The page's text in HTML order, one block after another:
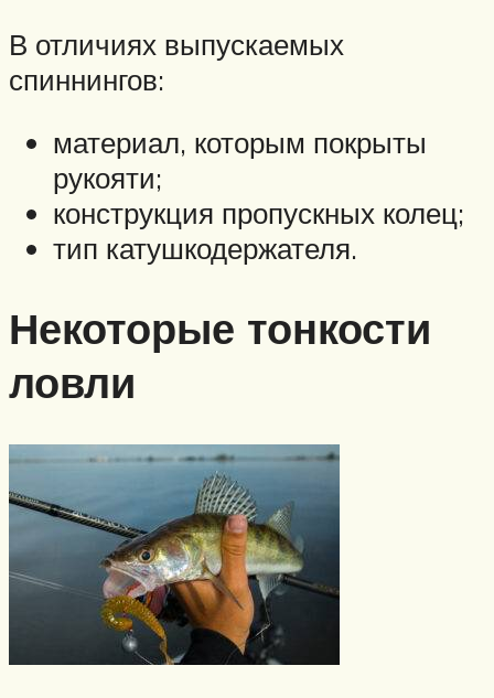
В отличиях выпускаемых
спиннингов:
материал, которым покрыты
рукояти;
конструкция пропускных колец;
тип катушкодержателя.
Некоторые тонкости
ловли